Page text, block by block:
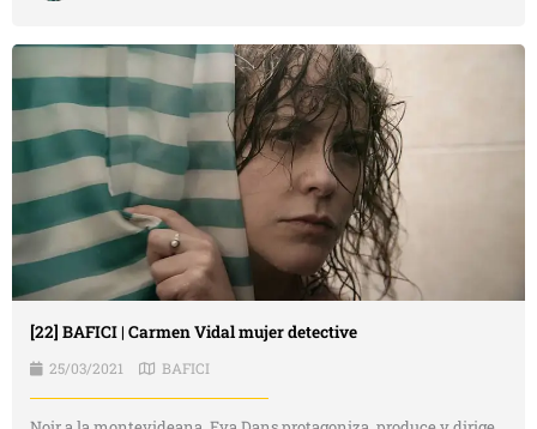
[22] BAFICI | Carmen Vidal mujer detective
25/03/2021 BAFICI